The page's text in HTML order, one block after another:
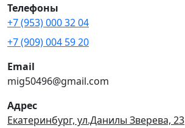
Телефоны
+7 (953) 000 32 04
+7 (909) 004 59 20
Email
mig50496@gmail.com
Адрес
Екатеринбург, ул.Данилы Зверева, 23